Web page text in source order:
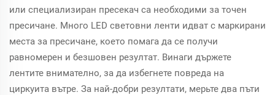
или специализиран пресекач са необходими за точен
пресичане. Много LED световни ленти идват с маркирани
места за пресичане, което помага да се получи
равномерен и безшовен резултат. Винаги държете
лентите внимателно, за да избегнете повреда на
циркуита вътре. За най-добри резултати, мерьте два пъти